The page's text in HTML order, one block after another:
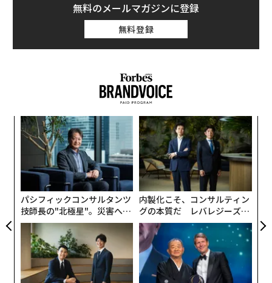
無料のメールマガジンに登録
無料登録
パシフィックコンサルタンツ
技師長の"北極星"。災害への
無力感を乗り越え見つけた、
防災一筋20年の答え
内製化こそ、コンサルティン
グの本質だ レバレジーズが
実践する、次世代ファームの
全貌